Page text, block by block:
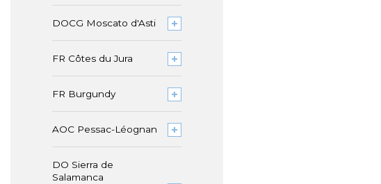
DOCG Moscato d'Asti
FR Côtes du Jura
FR Burgundy
AOC Pessac-Léognan
DO Sierra de
Salamanca